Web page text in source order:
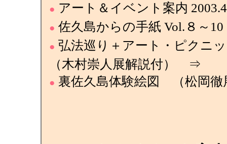
● アート＆イベント案内
● 佐久島からの手紙 Vol.８～
● 弘法巡り＋アート・ピクニ
（木村崇人展解説付） ⇒
● 裏佐久島体験絵図 （松岡